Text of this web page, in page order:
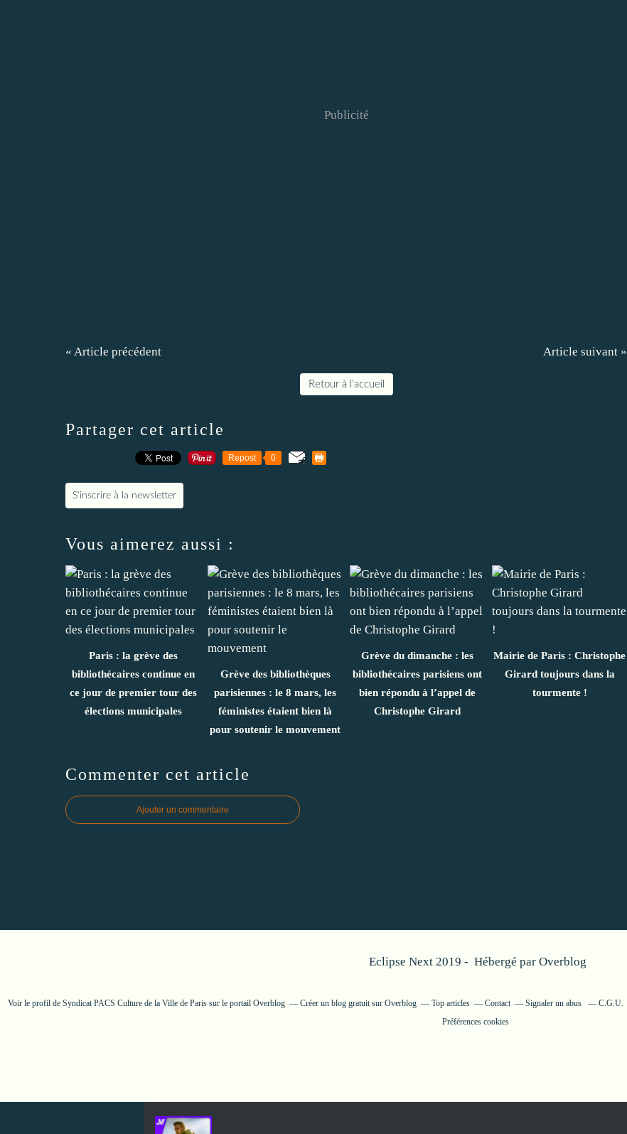
Publicité
« Article précédent Article suivant »
Retour à l'accueil
Partager cet article
Repost 0
S'inscrire à la newsletter
Vous aimerez aussi :
Paris : la grève des
bibliothécaires continue en
ce jour de premier tour des
élections municipales
Grève des bibliothèques
parisiennes : le 8 mars, les
féministes étaient bien là
pour soutenir le mouvement
Grève du dimanche : les
bibliothécaires parisiens ont
bien répondu à l’appel de
Christophe Girard
Mairie de Paris : Christophe
Girard toujours dans la
tourmente !
Commenter cet article
Ajouter un commentaire
Eclipse Next 2019 - Hébergé par Overblog
Voir le profil de Syndicat PACS Culture de la Ville de Parissur le portail Overblog Créer un blog gratuit sur Overblog Top articles Contact Signaler un abus C.G.U.
Préférences cookies